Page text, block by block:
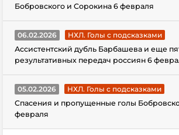
Бобровского и Сорокина 6 февраля
06.02.2026
НХЛ. Голы с подсказками
Ассистентский дубль Барбашева и еще
результативных передач россиян 6
05.02.2026
НХЛ. Голы с подсказками
Спасения и пропущенные голы
февраля